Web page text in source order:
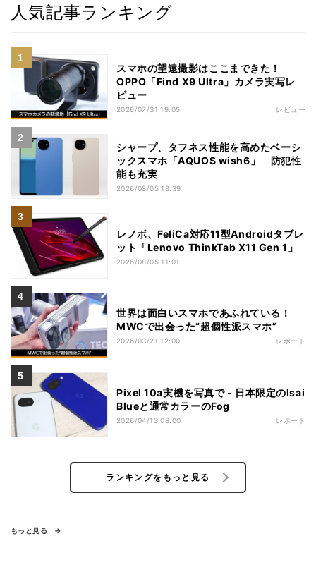
人気記事ランキング
スマホの望遠撮影はここまできた！
OPPO「Find X9 Ultra」カメラ実写レ
ビュー
2026/07/31 19:05 レビュー
シャープ、タフネス性能を高めたベーシ
ックスマホ「AQUOS wish6」 防犯性
能も充実
2026/08/05 18:39
レノボ、FeliCa対応11型Androidタブレ
ット「Lenovo ThinkTab X11 Gen 1」
2026/08/05 11:01
世界は面白いスマホであふれている！
MWCで出会った“超個性派スマホ”
2026/03/21 12:00 レポート
Pixel 10a実機を写真で - 日本限定のIsai
Blueと通常カラーのFog
2026/04/13 08:00 レポート
ランキングをもっと見る
もっと見る